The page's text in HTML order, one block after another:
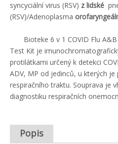
syncyciální virus (RSV) z lidské
(RSV)/Adenoplasma
Bioteke 6 v 1 COVID Flu A&B
Test Kit je
protilátkami určený k detekci
ADV, MP od jedinců, u kterých je
respiračního traktu. Souprava je
diagnostiku respiračních
Popis